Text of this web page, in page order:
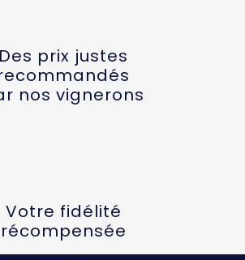
Des prix justes
nos vignerons
Votre fidélité
récompensée